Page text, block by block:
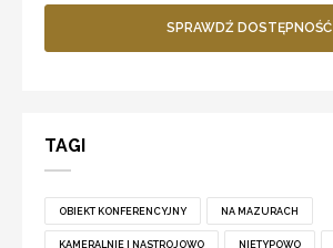
SPRAWDŹ DOSTĘPNOŚĆ
TAGI
OBIEKT KONFERENCYJNY NA MAZURACH
KAMERALNIE I NASTROJOWO NIETYPOWO